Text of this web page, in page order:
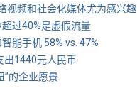
视频和社会化媒体尤为感兴趣
过40%是虚假流量
能手机 58% vs. 47%
出1440元人民币
”的企业愿景